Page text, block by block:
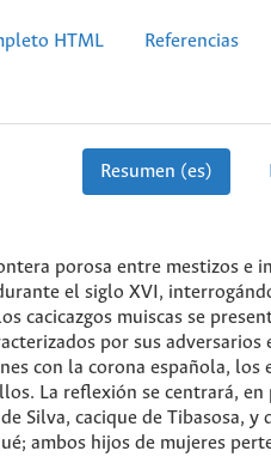
HTML Referencias
Resumen (es)
porosa entre mestizos e
el siglo XVI,
cacicazgos muiscas se
por sus adversarios
con la corona española, los
La reflexión se centrará,
Silva, cacique de Tibasosa, y
ambos hijos de mujeres